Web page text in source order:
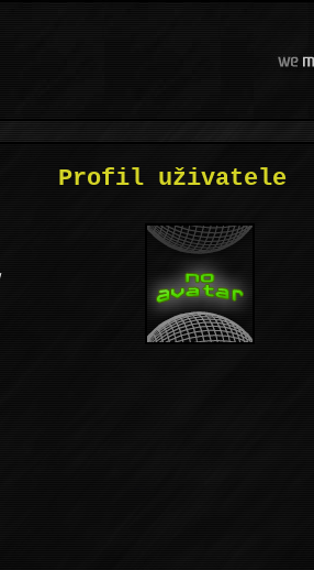
Profil uživatele